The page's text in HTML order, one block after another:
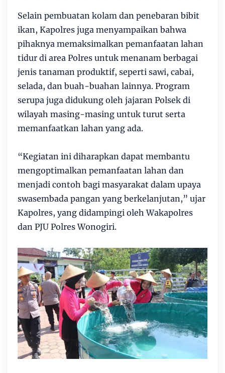
Selain pembuatan kolam dan penebaran bibit
ikan, Kapolres juga menyampaikan bahwa
pihaknya memaksimalkan pemanfaatan lahan
tidur di area Polres untuk menanam berbagai
jenis tanaman produktif, seperti sawi, cabai,
selada, dan buah-buahan lainnya. Program
serupa juga didukung oleh jajaran Polsek di
wilayah masing-masing untuk turut serta
memanfaatkan lahan yang ada.
“Kegiatan ini diharapkan dapat membantu
mengoptimalkan pemanfaatan lahan dan
menjadi contoh bagi masyarakat dalam upaya
swasembada pangan yang berkelanjutan,” ujar
Kapolres, yang didampingi oleh Wakapolres
dan PJU Polres Wonogiri.